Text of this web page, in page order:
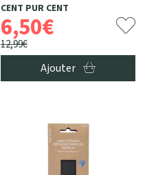
CENT PUR CENT
6,50€
12,99€
Ajouter